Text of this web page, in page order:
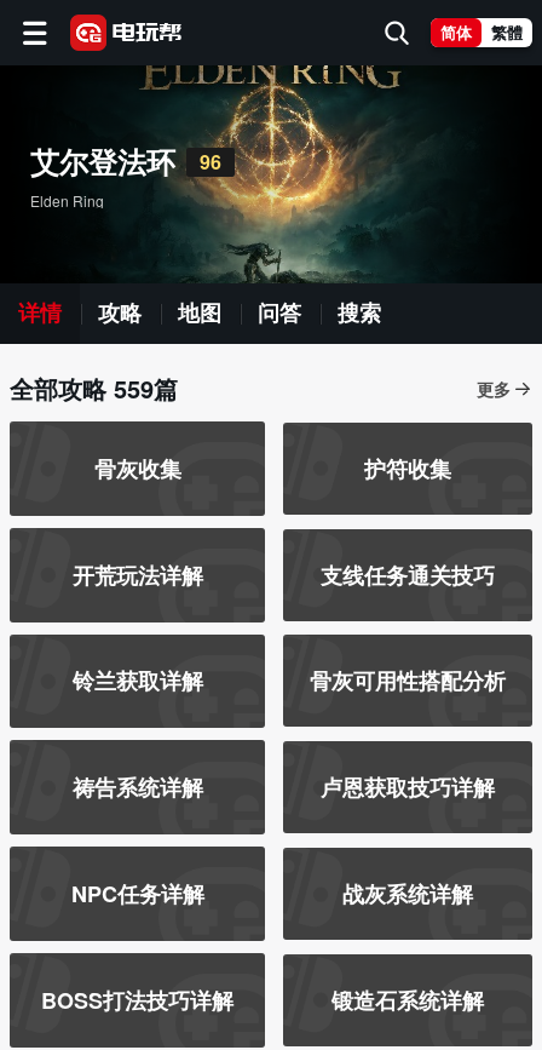
简体 繁體
艾尔登法环 96
Elden Ring
详情 攻略 地图 问答 搜索
全部攻略 559篇 更多
骨灰收集 护符收集
开荒玩法详解 支线任务通关技巧
铃兰获取详解 骨灰可用性搭配分析
祷告系统详解 卢恩获取技巧详解
NPC任务详解 战灰系统详解
BOSS打法技巧详解 锻造石系统详解